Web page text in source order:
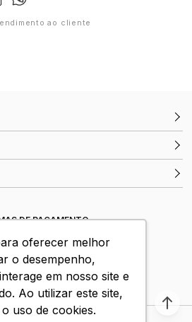
oferecer melhor
o desempenho,
em nosso site e
Ao utilizar este site,
uso de cookies.
ao cliente
DE PAGAMENTO
SITE SEGURO